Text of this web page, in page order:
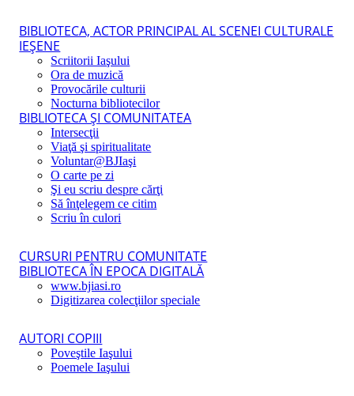
BIBLIOTECA, ACTOR PRINCIPAL AL SCENEI CULTURALE
IEŞENE
Scriitorii Iaşului
Ora de muzică
Provocările culturii
Nocturna bibliotecilor
BIBLIOTECA ŞI COMUNITATEA
Intersecţii
Viaţă şi spiritualitate
Voluntar@BJIaşi
O carte pe zi
Şi eu scriu despre cărţi
Să înţelegem ce citim
Scriu în culori
CURSURI PENTRU COMUNITATE
BIBLIOTECA ÎN EPOCA DIGITALĂ
www.bjiasi.ro
Digitizarea colecţiilor speciale
AUTORI COPIII
Poveştile Iaşului
Poemele Iaşului